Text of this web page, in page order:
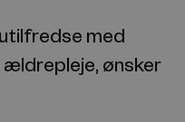
med
ønsker